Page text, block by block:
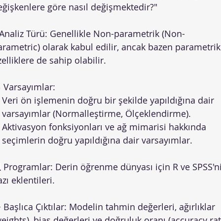
göre nasıl değişmektedir?"
Analiz Türü: Genellikle Non-parametrik (Non-
olarak kabul edilir, ancak bazen parametrik
de sahip olabilir.
Varsayımlar:
Veri ön işlemenin doğru bir şekilde yapıldığına dair
varsayımlar (Normalleştirme, Ölçeklendirme).
Aktivasyon fonksiyonları ve ağ mimarisi hakkında
seçimlerin doğru yapıldığına dair varsayımlar.
Programlar: Derin öğrenme dünyası için R ve
eklentileri.
Başlıca Çıktılar: Modelin tahmin değerleri, ağırlıklar